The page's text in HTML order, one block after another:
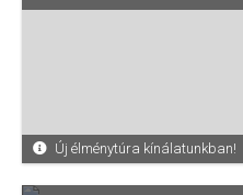
Új élménytúra kínálatunkban!